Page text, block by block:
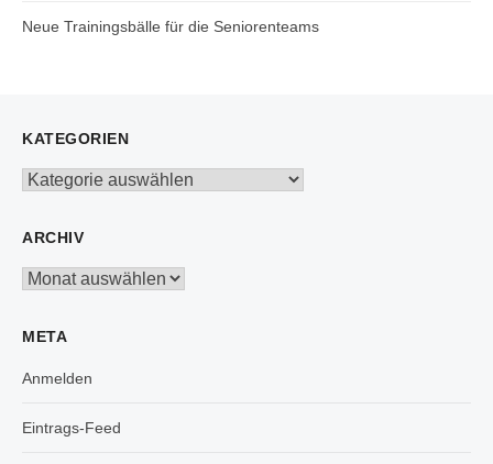
Neue Trainingsbälle für die Seniorenteams
KATEGORIEN
Kategorien
ARCHIV
Archiv
META
Anmelden
Eintrags-Feed